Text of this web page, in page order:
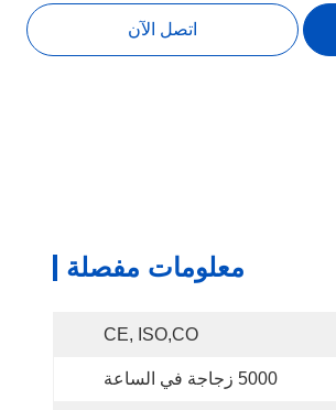
اتصل الآن
معلومات مفصلة
CE, ISO,CO
5000 زجاجة في الساعة